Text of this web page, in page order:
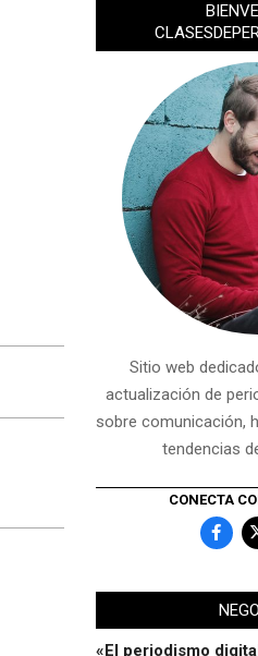
Sitio web
actualización de
sobre comunicación,
tendencias
CONECTA
«El periodismo